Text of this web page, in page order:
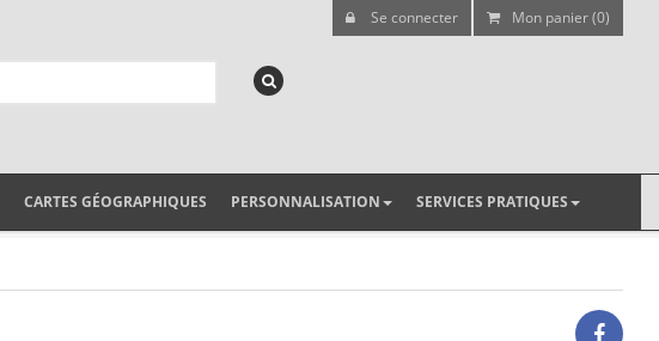
Se connecter Mon panier (0)
CARTES GÉOGRAPHIQUES PERSONNALISATION SERVICES PRATIQUES